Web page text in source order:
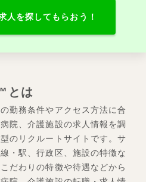
人を探してもらおう！
とは
勤務条件やアクセス方法に合
院、介護施設の求人情報を調
のリクルートサイトです。サ
・駅、行政区、施設の特徴な
だわりの特徴や待遇などから